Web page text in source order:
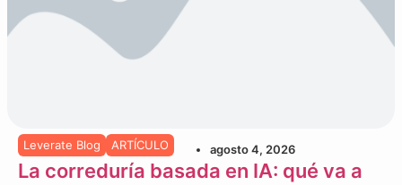
Leverate Blog ARTÍCULO agosto 4, 2026
La correduría basada en IA: qué va a